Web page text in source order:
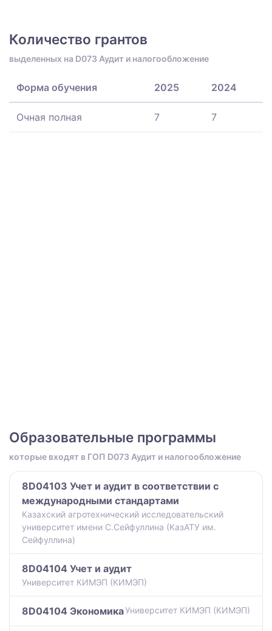
Количество грантов
выделенных на D073 Аудит и налогообложение
Форма обучения 2025 2024
Очная полная 7 7
Образовательные программы
которые входят в ГОП D073 Аудит и налогообложение
8D04103 Учет и аудит в соответствии с
международными стандартами
Казахский агротехнический исследовательский
университет имени С.Сейфуллина (КазАТУ им.
Сейфуллина)
8D04104 Учет и аудит
Университет КИМЭП (КИМЭП)
8D04104 ЭкономикаУниверситет КИМЭП (КИМЭП)